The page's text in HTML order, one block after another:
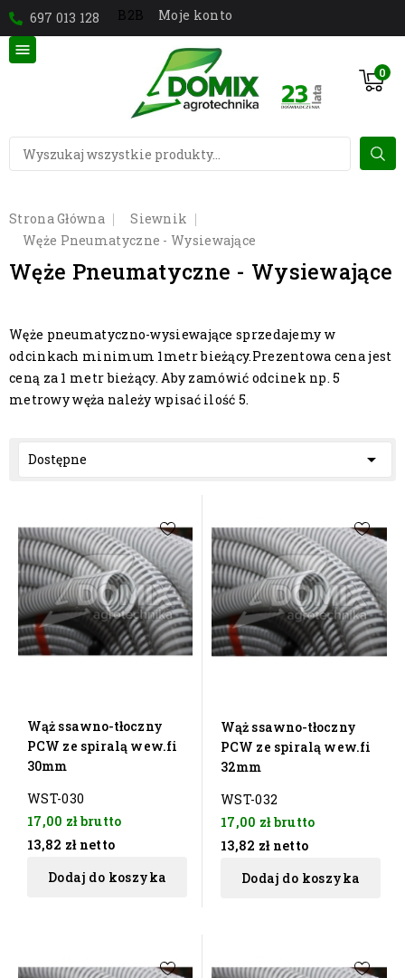
697 013 128 B2B Moje konto
0

Strona Główna
Siewnik
Węże Pneumatyczne - Wysiewające
Węże Pneumatyczne - Wysiewające
Węże pneumatyczno-wysiewające sprzedajemy w
odcinkach minimum 1metr bieżący.Prezentowa cena jest
ceną za 1 metr bieżący. Aby zamówić odcinek np. 5
metrowy węża należy wpisać ilość 5.
Dostępne 
Wąż ssawno-tłoczny
PCW ze spiralą wew.fi
30mm
WST-030
17,00 złbrutto
13,82 zł netto
Dodaj do koszyka
Wąż ssawno-tłoczny
PCW ze spiralą wew.fi
32mm
WST-032
17,00 złbrutto
13,82 zł netto
Dodaj do koszyka